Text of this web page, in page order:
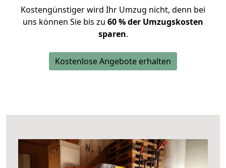
Kostengünstiger wird Ihr Umzug nicht, denn bei
uns können Sie bis zu 60 % der Umzugskosten
sparen.
Kostenlose Angebote erhalten